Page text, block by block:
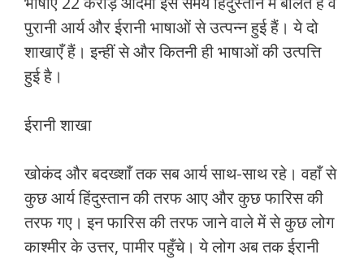
पुरानी आर्य और ईरानी भाषाओं से उत्‍पन्‍न हुई हैं। ये दो
शाखाएँ हैं। इन्‍हीं से और कितनी ही भाषाओं की उत्‍पत्ति
हुई है।
ईरानी शाखा
खोकंद और बदख्‍शाँ तक सब आर्य साथ-साथ रहे। वहाँ से
कुछ आर्य हिंदुस्‍तान की तरफ आए और कुछ फारिस की
तरफ गए। इन फारिस की तरफ जाने वाले में से कुछ लोग
काश्‍मीर के उत्तर, पामीर पहुँचे। ये लोग अब तक ईरानी